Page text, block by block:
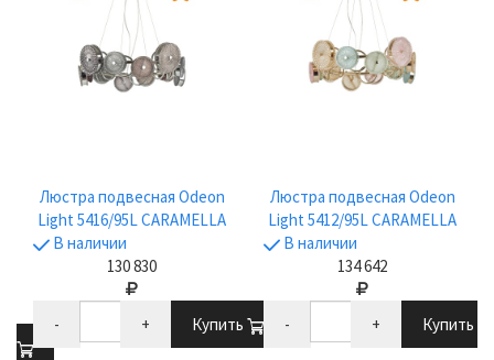
Люстра подвесная Odeon
Light 5416/95L CARAMELLA
В наличии
130 830
- + Купить
Люстра подвесная Odeon
Light 5412/95L CARAMELLA
В наличии
134 642
- + Купить